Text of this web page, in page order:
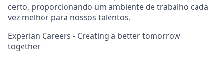
certo, proporcionando um ambiente de trabalho cada
vez melhor para nossos talentos.
Experian Careers - Creating a better tomorrow
together